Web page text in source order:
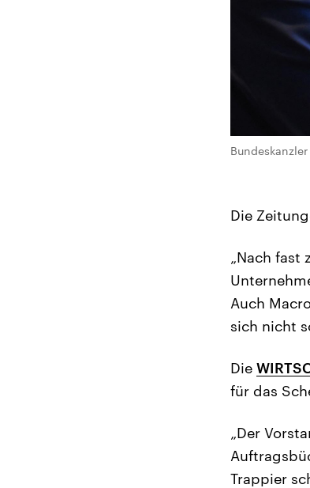
Die
„Nach fast
Auch
sich nicht
Die
für das
„Der
Trappier